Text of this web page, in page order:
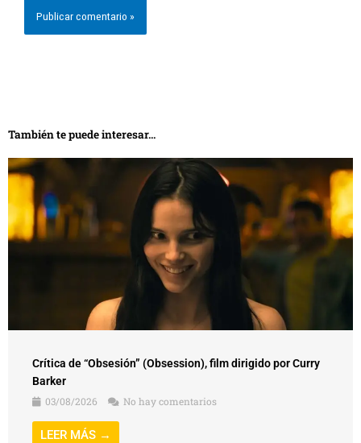
También te puede interesar...
Crítica de “Obsesión” (Obsession), film dirigido por Curry
Barker
03/08/2026
No hay comentarios
LEER MÁS →